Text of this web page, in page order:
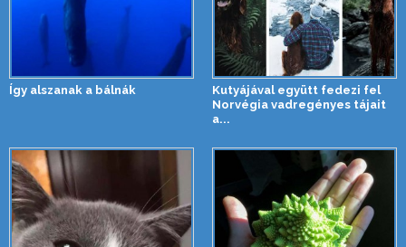
Így alszanak a bálnák
Kutyájával együtt fedezi fel
Norvégia vadregényes tájait
a...